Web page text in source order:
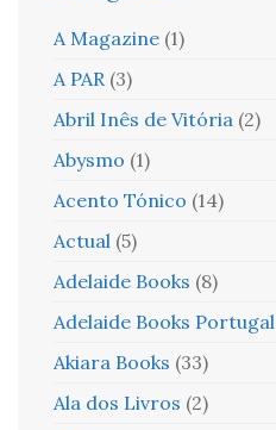
A Magazine (1)
A PAR (3)
Abril Inês de Vitória (2)
Abysmo (1)
Acento Tónico (14)
Actual (5)
Adelaide Books (8)
Adelaide Books Portugal
Akiara Books (33)
Ala dos Livros (2)